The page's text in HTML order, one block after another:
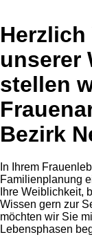
unserer
stellen
Bezirk
In Ihrem
Familienplanung
Ihre Weiblichkeit,
Wissen gern zur
möchten wir Sie
Lebensphasen